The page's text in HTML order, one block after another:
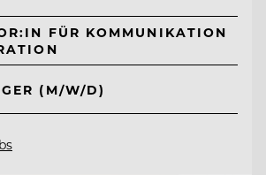
FÜR KOMMUNIKATION
(M/W/D)